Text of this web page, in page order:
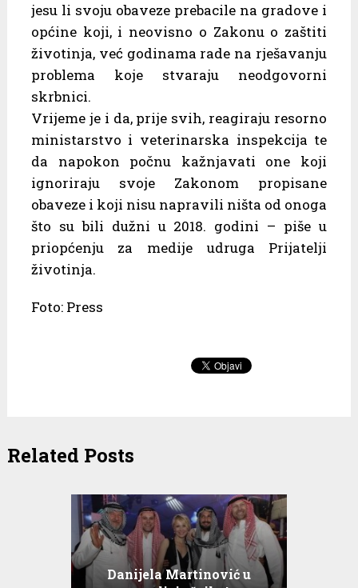
jesu li svoju obaveze prebacile na gradove i
općine koji, i neovisno o Zakonu o zaštiti
životinja, već godinama rade na rješavanju
problema koje stvaraju neodgovorni
skrbnici.
Vrijeme je i da, prije svih, reagiraju resorno
ministarstvo i veterinarska inspekcija te
da napokon počnu kažnjavati one koji
ignoriraju svoje Zakonom propisane
obaveze i koji nisu napravili ništa od onoga
što su bili dužni u 2018. godini – piše u
priopćenju za medije udruga Prijatelji
životinja.
Foto: Press
Related Posts
Danijela Martinović u